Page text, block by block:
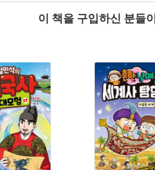
이 책을 구입하신 분들이